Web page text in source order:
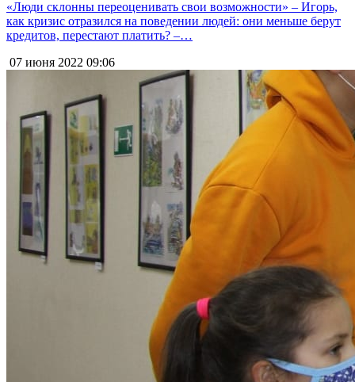
«Люди склонны переоценивать свои возможности» – Игорь,
как кризис отразился на поведении людей: они меньше берут
кредитов, перестают платить? –…
07 июня 2022 09:06